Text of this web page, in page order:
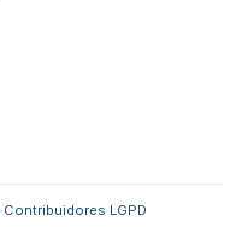
Contribuidores LGPD